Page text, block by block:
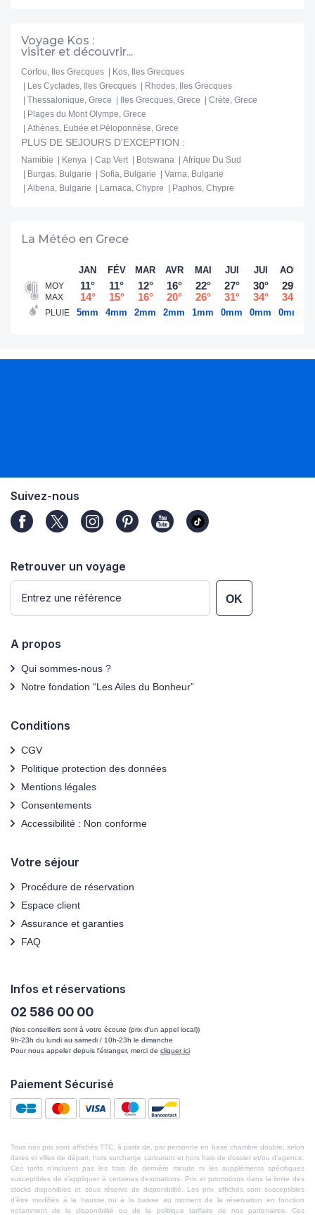
Voyage Kos :
visiter et découvrir...
Corfou, Iles Grecques
Kos, Iles Grecques
Les Cyclades, Iles Grecques
Rhodes, Iles Grecques
Thessalonique, Grece
Iles Grecques, Grece
Crète, Grece
Plages du Mont Olympe, Grece
Athènes, Eubée et Péloponnèse, Grece
PLUS DE SEJOURS D'EXCEPTION :
Namibie Kenya Cap Vert Botswana
Afrique Du Sud
Burgas, Bulgarie
Sofia, Bulgarie
Varna, Bulgarie
Albena, Bulgarie
Larnaca, Chypre Paphos, Chypre
La Météo en Grece
MOY
MAX
PLUIE
JAN
11°
14°
5mm
FÉV
11°
15°
4mm
MAR
12°
16°
2mm
AVR
16°
20°
2mm
MAI
22°
26°
1mm
JUI
27°
31°
0mm
JUI
30°
34°
0mm
AOÛ
29°
34°
0mm
Suivez-nous
Retrouver un voyage
OK
A propos
Qui sommes-nous ?
Notre fondation “Les Ailes du Bonheur”
Conditions
CGV
Politique protection des données
Mentions légales
Consentements
Accessibilité : Non conforme
Votre séjour
Procédure de réservation
Espace client
Assurance et garanties
FAQ
Infos et réservations
02 586 00 00
(Nos conseillers sont à votre écoute (prix d'un appel local))
9h-23h du lundi au samedi / 10h-23h le dimanche
Pour nous appeler depuis l'étranger, merci de cliquer ici
Paiement Sécurisé
Tous nos prix sont affichés TTC, à partir de, par personne en base chambre double, selon
dates et villes de départ, hors surcharge carburant et hors frais de dossier et/ou d'agence.
Ces tarifs n’incluent pas les frais de dernière minute ni les suppléments spécifiques
susceptibles de s’appliquer à certaines destinations. Prix et promotions dans la limite des
stocks disponibles et sous réserve de disponibilité. Les prix affichés sont susceptibles
d’être modifiés à la hausse ou à la baisse au moment de la réservation en fonction
notamment de la disponibilité ou de la politique tarifaire de nos partenaires. Ces